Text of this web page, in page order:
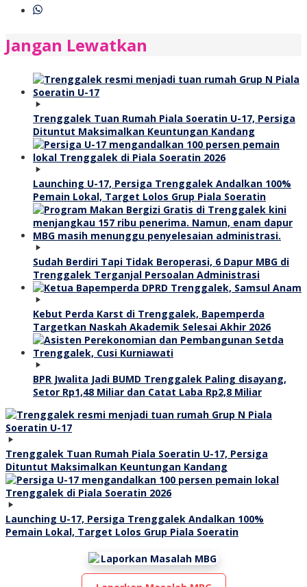
Jangan Lewatkan
Trenggalek Tuan Rumah Piala Soeratin U-17, Persiga
Dituntut Maksimalkan Keuntungan Kandang
Launching U-17, Persiga Trenggalek Andalkan 100%
Pemain Lokal, Target Lolos Grup Piala Soeratin
Sudah Berdiri Tapi Tidak Beroperasi, 6 Dapur MBG di
Trenggalek Terganjal Persoalan Administrasi
Kebut Perda Karst di Trenggalek, Bapemperda
Targetkan Naskah Akademik Selesai Akhir 2026
BPR Jwalita Jadi BUMD Trenggalek Paling disayang,
Setor Rp1,48 Miliar dan Catat Laba Rp2,8 Miliar
Trenggalek Tuan Rumah Piala Soeratin U-17, Persiga
Dituntut Maksimalkan Keuntungan Kandang
Launching U-17, Persiga Trenggalek Andalkan 100%
Pemain Lokal, Target Lolos Grup Piala Soeratin